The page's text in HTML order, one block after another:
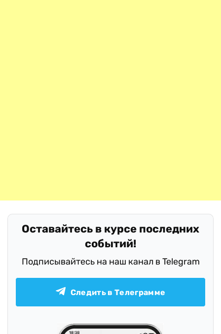
Оставайтесь в курсе последних
событий!
Подписывайтесь на наш канал в Telegram
Следить в Телеграмме